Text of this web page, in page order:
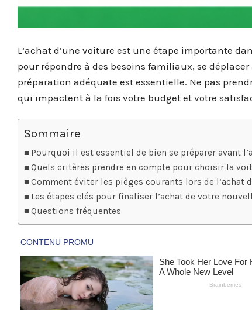
L’achat d’une voiture est une étape importante
pour répondre à des besoins familiaux, se
préparation adéquate est essentielle. Ne pas
qui impactent à la fois votre budget et votre
Sommaire
Pourquoi il est essentiel de bien se préparer avant
Quels critères prendre en compte pour choisir la
Comment éviter les pièges courants lors de l’achat
Les étapes clés pour finaliser l’achat de votre
Questions fréquentes